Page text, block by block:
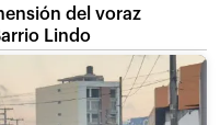
del voraz
Lindo